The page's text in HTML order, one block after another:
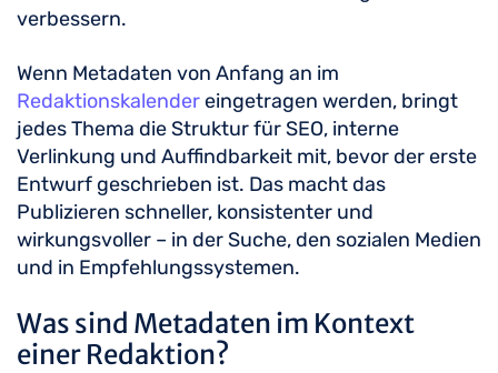
verbessern.
Wenn Metadaten von Anfang an im
Redaktionskalendereingetragen werden, bringt
jedes Thema die Struktur für SEO, interne
Verlinkung und Auffindbarkeit mit, bevor der erste
Entwurf geschrieben ist. Das macht das
Publizieren schneller, konsistenter und
wirkungsvoller – in der Suche, den sozialen Medien
und in Empfehlungssystemen.
Was sind Metadaten im Kontext
einer Redaktion?